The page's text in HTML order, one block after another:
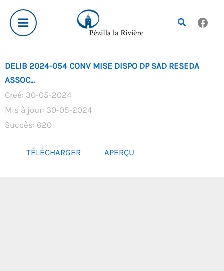
contenu
Rechercher
DELIB 2024-054 CONV MISE DISPO DP SAD RESEDA
ASSOC...
Créé: 30-05-2024
Mis à jour: 30-05-2024
Succès: 620
TÉLÉCHARGER APERÇU